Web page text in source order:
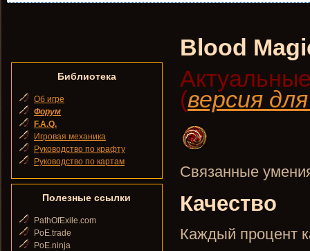
Blood
(версия
Связанные
Качество
Каждый процент
Библиотека
Об игре
Форум
F.A.Q.
Игровая механика
Руководство по крафту
Руководство по картам
Полезные ссылки
PathOfExile.com
PoE.trade
PoE.ninja